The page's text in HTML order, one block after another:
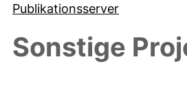
Publikationsserver
Sonstige